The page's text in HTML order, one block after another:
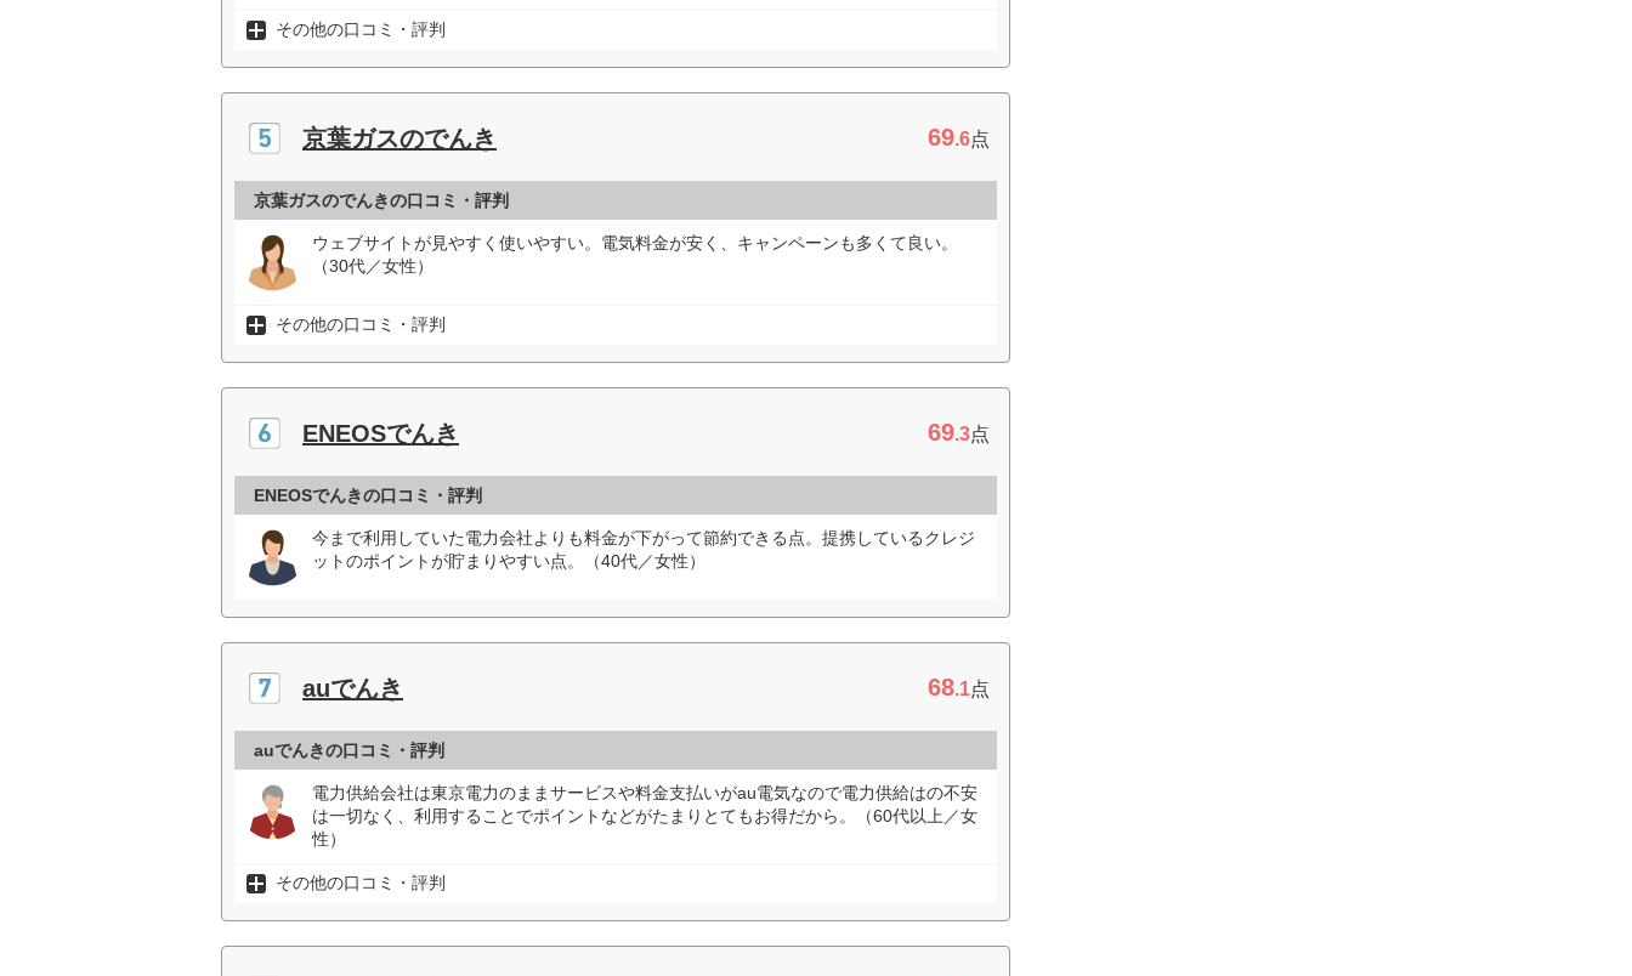
その他の口コミ・評判
京葉ガスのでんき 69.6点
京葉ガスのでんきの口コミ・評判
ウェブサイトが見やすく使いやすい。電気料金が安く、キャンペーンも多くて良い。
（30代／女性）
その他の口コミ・評判
ENEOSでんき 69.3点
ENEOSでんきの口コミ・評判
今まで利用していた電力会社よりも料金が下がって節約できる点。提携しているクレジ
ットのポイントが貯まりやすい点。（40代／女性）
auでんき 68.1点
auでんきの口コミ・評判
電力供給会社は東京電力のままサービスや料金支払いがau電気なので電力供給はの不安
は一切なく、利用することでポイントなどがたまりとてもお得だから。（60代以上／女
性）
その他の口コミ・評判